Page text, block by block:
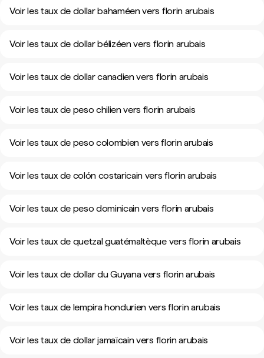
Voir les taux de dollar bahaméen vers florin arubais
Voir les taux de dollar bélizéen vers florin arubais
Voir les taux de dollar canadien vers florin arubais
Voir les taux de peso chilien vers florin arubais
Voir les taux de peso colombien vers florin arubais
Voir les taux de colón costaricain vers florin arubais
Voir les taux de peso dominicain vers florin arubais
Voir les taux de quetzal guatémaltèque vers florin arubais
Voir les taux de dollar du Guyana vers florin arubais
Voir les taux de lempira hondurien vers florin arubais
Voir les taux de dollar jamaïcain vers florin arubais